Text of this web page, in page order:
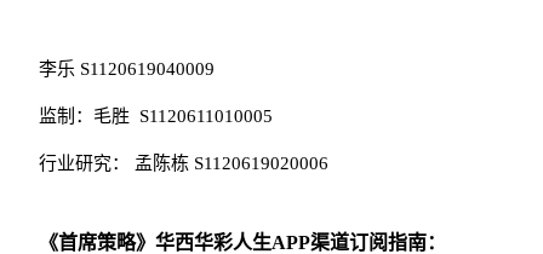
李乐 S1120619040009
监制：毛胜 S1120611010005
行业研究： 孟陈栋 S1120619020006
《首席策略》华西华彩人生APP渠道订阅指南：